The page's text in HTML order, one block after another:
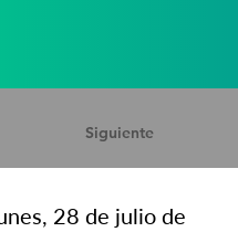
Siguiente
28 de julio de